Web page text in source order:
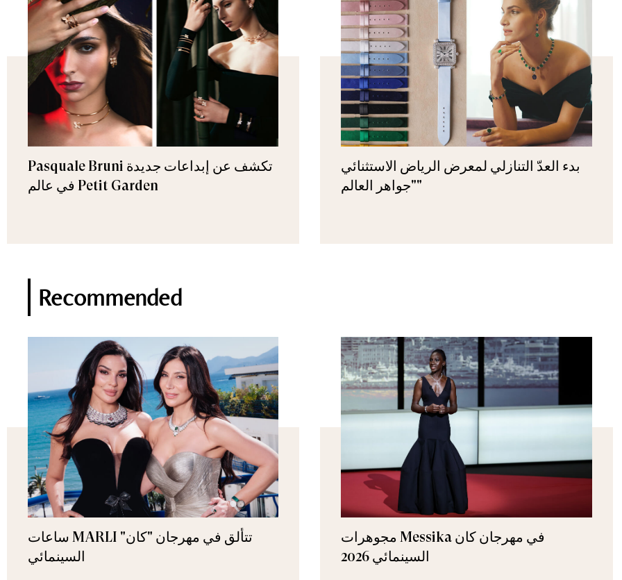
Pasquale Bruni تكشف عن إبداعات جديدة
في عالم Petit Garden
بدء العدّ التنازلي لمعرض الرياض الاستثنائي
"جواهر العالم"
Recommended
ساعات MARLI تتألق في مهرجان "كان"
السينمائي
مجوهرات Messika في مهرجان كان
السينمائي 2026